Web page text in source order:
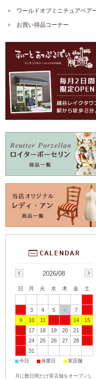
ワールドオブミニチュアベア
お買い得品コーナー
2026/08
日 月 火 水 木 金
土
1
2
3 4 5 6 7
8
9
10 11 12 13 14
15
16
17 18 19 20 21
22
23
24 25 26 27 28
29
30
31
■今日 ■休業日 ■実店舗
月に数日間だけ実店舗をオープンし